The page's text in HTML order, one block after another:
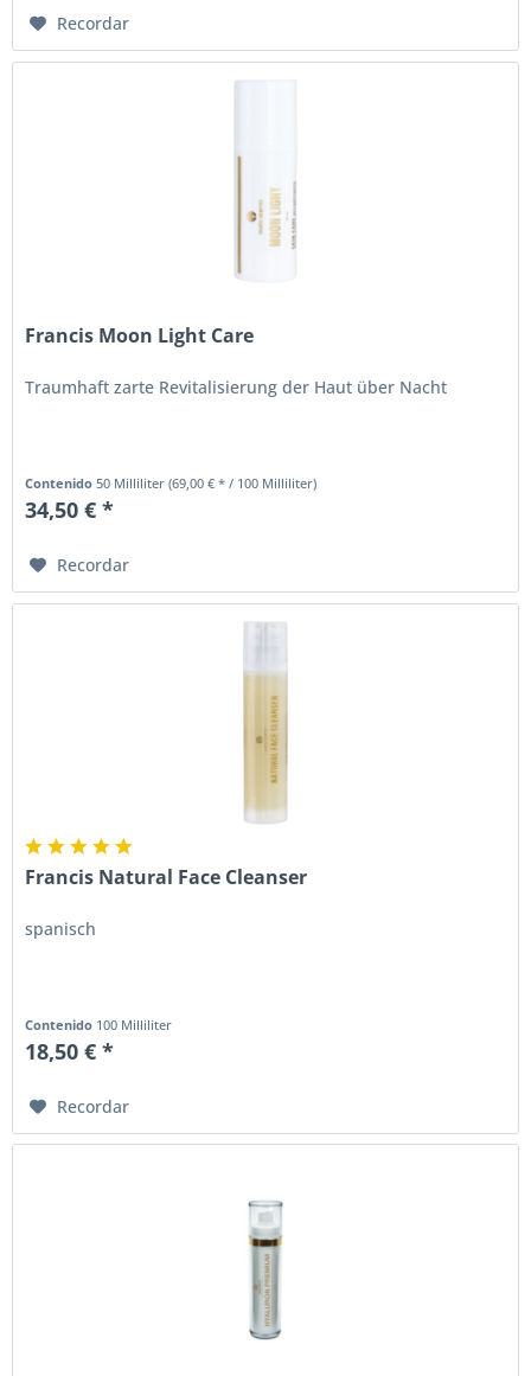
Recordar
Francis Moon Light Care
Traumhaft zarte Revitalisierung der Haut über Nacht
Contenido 50 Milliliter(69,00 € * / 100 Milliliter)
34,50 € *
Recordar
Francis Natural Face Cleanser
spanisch
Contenido 100 Milliliter
18,50 € *
Recordar